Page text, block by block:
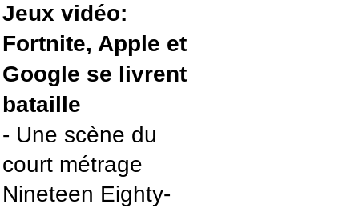
Jeux vidéo:
Fortnite, Apple et
Google se livrent
bataille
- Une scène du
court métrage
Nineteen Eighty-